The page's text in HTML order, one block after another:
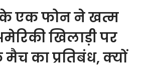
के एक फोन ने खत्म
खिलाड़ी पर
का प्रतिबंध, क्यों